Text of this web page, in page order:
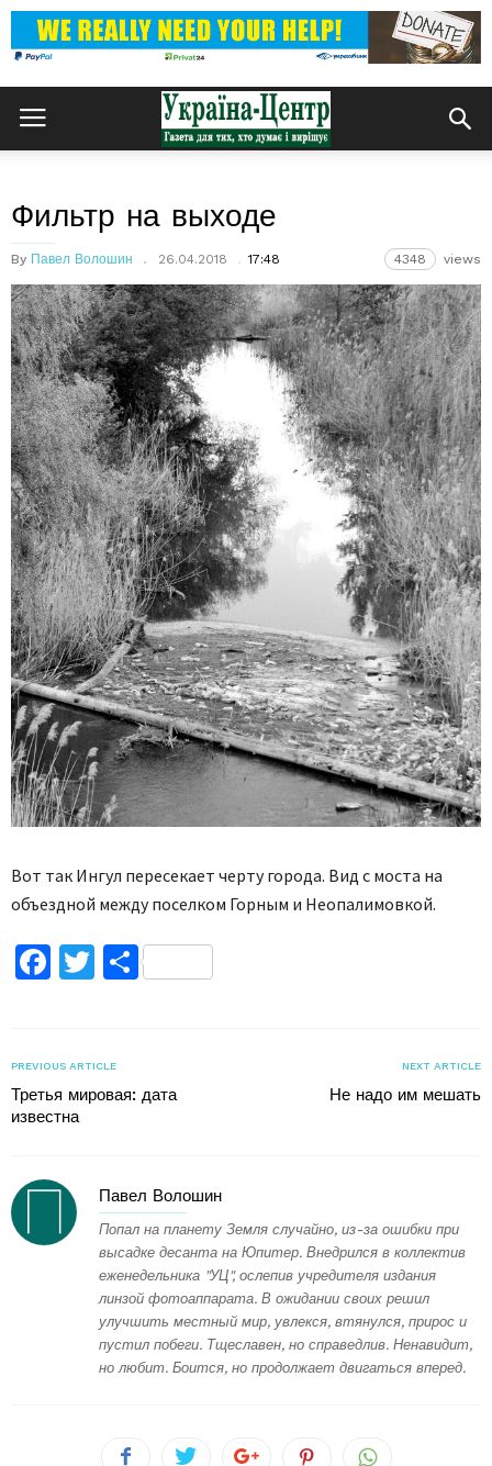
Фильтр на выходе
By Павел Волошин 26.04.2018 17:48 4348 views
Вот так Ингул пересекает черту города. Вид с моста на
объездной между поселком Горным и Неопалимовкой.
Facebook
TwitterПоділитися
PREVIOUS ARTICLE
Третья мировая: дата
известна
NEXT ARTICLE
Не надо им мешать
Павел Волошин
Попал на планету Земля случайно, из-за ошибки при
высадке десанта на Юпитер. Внедрился в коллектив
еженедельника "УЦ", ослепив учредителя издания
линзой фотоаппарата. В ожидании своих решил
улучшить местный мир, увлекся, втянулся, прирос и
пустил побеги. Тщеславен, но справедлив. Ненавидит,
но любит. Боится, но продолжает двигаться вперед.